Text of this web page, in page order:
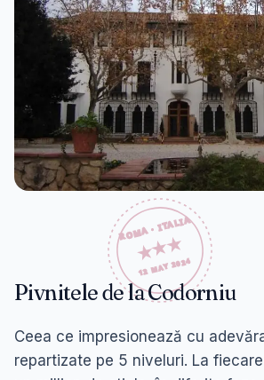
Pivnitele de la Codorniu
Ceea ce impresionează cu
repartizate pe 5 niveluri. La